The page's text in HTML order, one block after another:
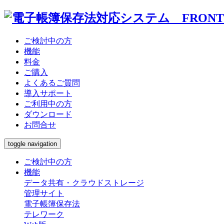
ご検討中の方
機能
料金
ご購入
よくあるご質問
導入サポート
ご利用中の方
ダウンロード
お問合せ
toggle navigation
ご検討中の方
機能
データ共有・クラウドストレージ
管理サイト
電子帳簿保存法
テレワーク